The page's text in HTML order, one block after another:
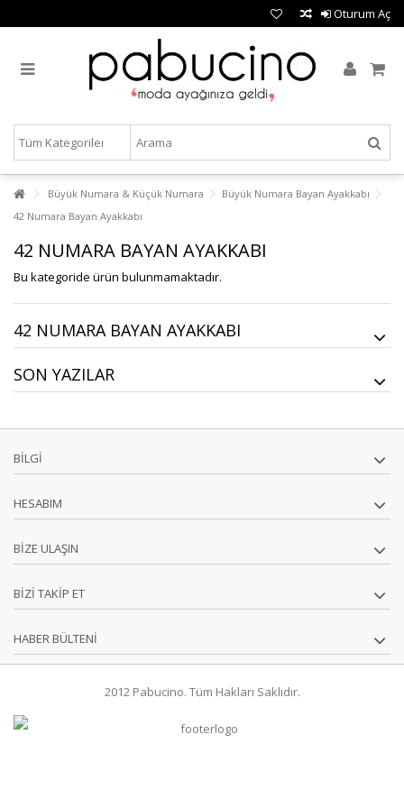
Oturum Aç
Büyük Numara & Küçük Numara
Büyük Numara Bayan Ayakkabı
42 Numara Bayan Ayakkabı
42 NUMARA BAYAN AYAKKABI
Bu kategoride ürün bulunmamaktadır.
42 NUMARA BAYAN AYAKKABI
SON YAZILAR
BILGI
HESABIM
BIZE ULAŞIN
BIZI TAKIP ET
HABER BÜLTENI
2012 Pabucino. Tüm Hakları Saklıdır.